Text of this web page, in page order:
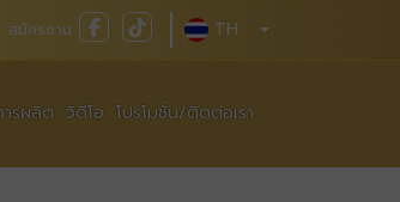
สมัครงาน TH
รผลิต วิดีโอ โปรโมชั่น/ติดต่อเรา